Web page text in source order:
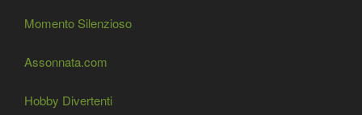
Momento Silenzioso
Assonnata.com
Hobby Divertenti